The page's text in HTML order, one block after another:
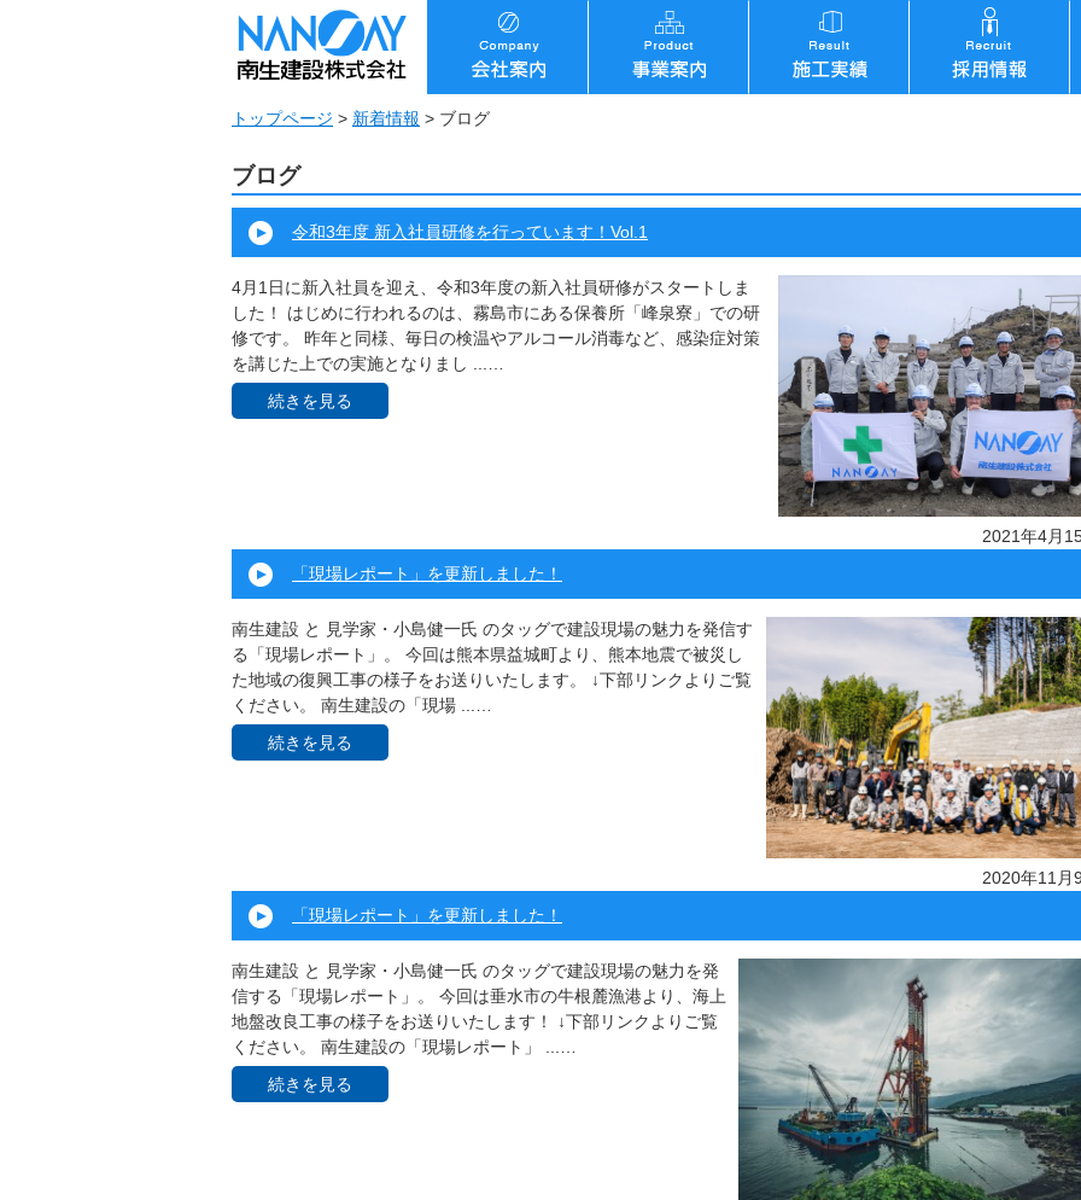
トップページ > 新着情報 > ブログ
ブログ
令和3年度 新入社員研修を行っています！Vol.1
4月1日に新入社員を迎え、令和3年度の新入社員研修がスタートしま
した！ はじめに行われるのは、霧島市にある保養所「峰泉寮」での研
修です。 昨年と同様、毎日の検温やアルコール消毒など、感染症対策
を講じた上での実施となりまし ...…
続きを見る
2021年4月
「現場レポート」を更新しました！
南生建設 と 見学家・小島健一氏 のタッグで建設現場の魅力を発信す
る「現場レポート」。 今回は熊本県益城町より、熊本地震で被災し
た地域の復興工事の様子をお送りいたします。 ↓下部リンクよりご覧
ください。 南生建設の「現場 ...…
続きを見る
2020年11月
「現場レポート」を更新しました！
南生建設 と 見学家・小島健一氏 のタッグで建設現場の魅力を発
信する「現場レポート」。 今回は垂水市の牛根麓漁港より、海上
地盤改良工事の様子をお送りいたします！ ↓下部リンクよりご覧
ください。 南生建設の「現場レポート」 ...…
続きを見る